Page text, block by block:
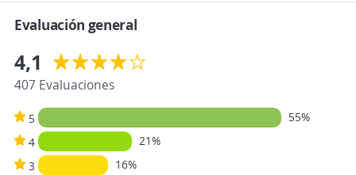
Evaluación general
4,1
407 Evaluaciones
5
55%
4
21%
3
16%